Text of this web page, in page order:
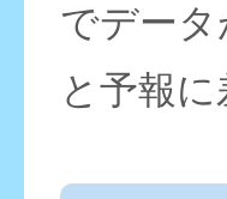
でデー
と予報